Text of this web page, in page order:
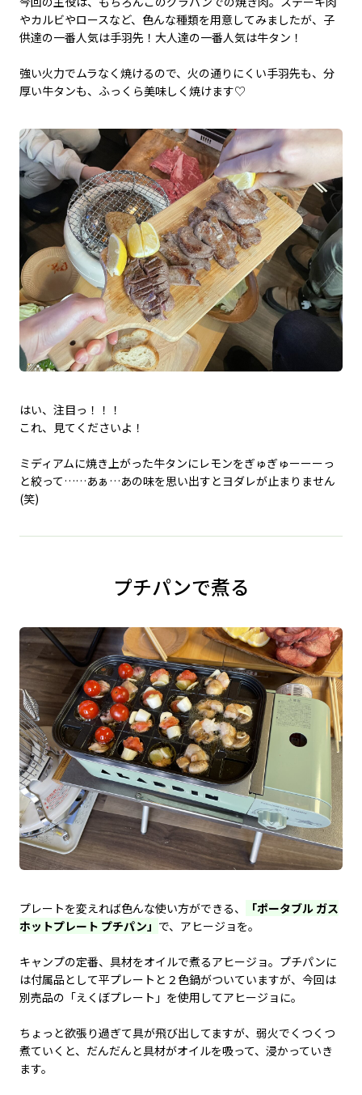
やカルビやロースなど、色んな種類を用意してみましたが、子
供達の一番人気は手羽先！大人達の一番人気は牛タン！
強い火力でムラなく焼けるので、火の通りにくい手羽先も、分
厚い牛タンも、ふっくら美味しく焼けます♡
はい、注目っ！！！
これ、見てくださいよ！
ミディアムに焼き上がった牛タンにレモンをぎゅぎゅーーーっ
と絞って……あぁ…あの味を思い出すとヨダレが止まりません
(笑)
プチパンで煮る
プレートを変えれば色んな使い方ができる、
「ポータブル ガス
ホットプレート プチパン」 で、アヒージョを。
キャンプの定番、具材をオイルで煮るアヒージョ。プチパンに
は付属品として平プレートと２色鍋がついていますが、今回は
別売品の「えくぼプレート」を使用してアヒージョに。
ちょっと欲張り過ぎて具が飛び出してますが、弱火でくつくつ
煮ていくと、だんだんと具材がオイルを吸って、浸かっていき
ます。